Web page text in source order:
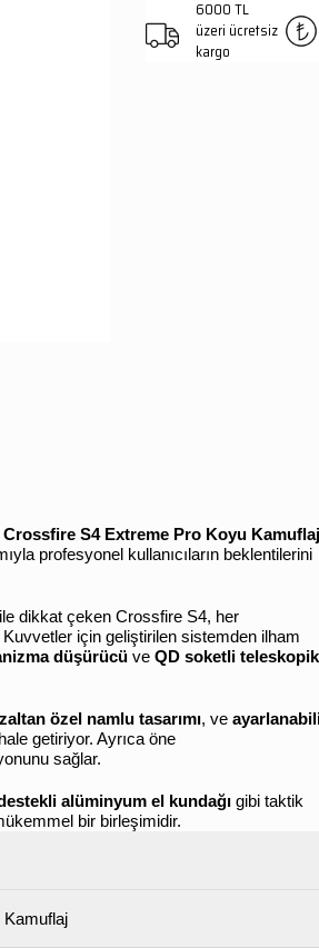
6000 TL
üzeri ücretsiz
kargo
Crossfire S4 Extreme Pro Koyu Kamuflaj
profesyonel kullanıcıların beklentilerini
ile dikkat çeken Crossfire S4, her
için geliştirilen sistemden ilham
düşürücü ve QD soketli teleskopik
özel namlu tasarımı, ve
getiriyor. Ayrıca öne
sağlar.
alüminyum el kundağı gibi taktik
bir birleşimidir.